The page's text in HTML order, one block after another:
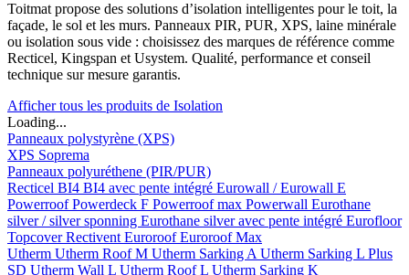
Toitmat propose des solutions d’isolation intelligentes pour le toit, la
façade, le sol et les murs. Panneaux PIR, PUR, XPS, laine minérale
ou isolation sous vide : choisissez des marques de référence comme
Recticel, Kingspan et Usystem. Qualité, performance et conseil
technique sur mesure garantis.
Afficher tous les produits de Isolation
Loading...
Panneaux polystyrène (XPS)
XPS Soprema
Panneaux polyuréthene (PIR/PUR)
Recticel BI4 BI4 avec pente intégré Eurowall / Eurowall E
PowerroofPowerdeck F Powerroof max Powerwall Eurothane
silver / silver sponning Eurothane silver avec pente intégré Eurofloor
TopcoverRectivent EuroroofEuroroof Max
Utherm Utherm Roof M Utherm Sarking A Utherm Sarking L Plus
SD Utherm Wall L Utherm Roof L Utherm Sarking K